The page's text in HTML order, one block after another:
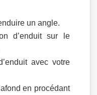
un angle.
d’enduit sur le
avec votre
en procédant